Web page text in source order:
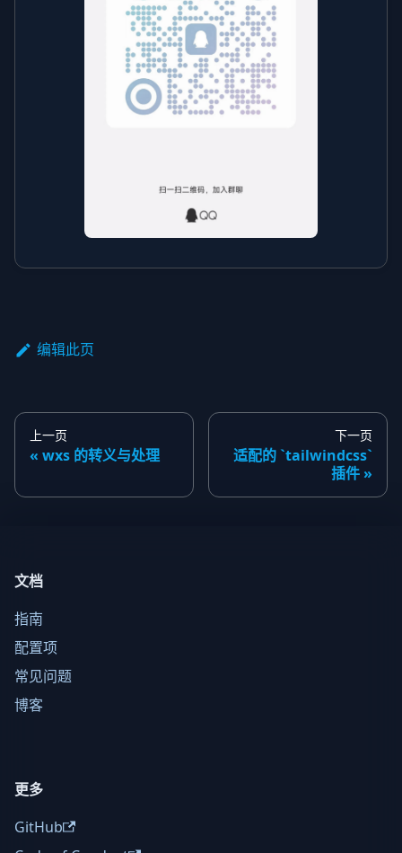
编辑此页
上一页
wxs 的转义与处理
下一页
适配的 `tailwindcss`
插件
文档
指南
配置项
常见问题
博客
更多
GitHub